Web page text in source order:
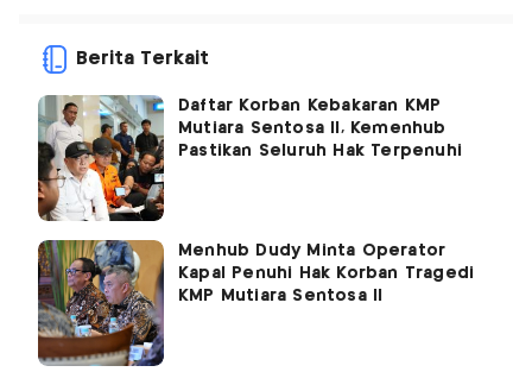
Berita Terkait
Daftar Korban Kebakaran KMP
Mutiara Sentosa II, Kemenhub
Pastikan Seluruh Hak Terpenuhi
Menhub Dudy Minta Operator
Kapal Penuhi Hak Korban Tragedi
KMP Mutiara Sentosa II